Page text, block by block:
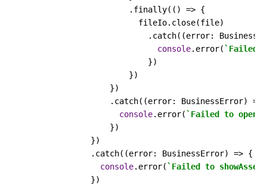
                      .
finally( () => {
                        fileIo.
close(file)
                          .
catch( (error:
console. error(`Failed
                          })
                      })
                  })
                  .
catch( (error: BusinessError) =>
console. error(`Failed to
                  })
              })
              .
catch( (error: BusinessError) => {
console. error(`Failed to
              })